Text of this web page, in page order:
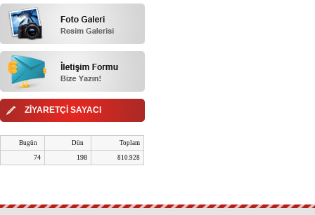
ZİYARETÇİ SAYACI
Bugün Dün Toplam
74 198 810.928